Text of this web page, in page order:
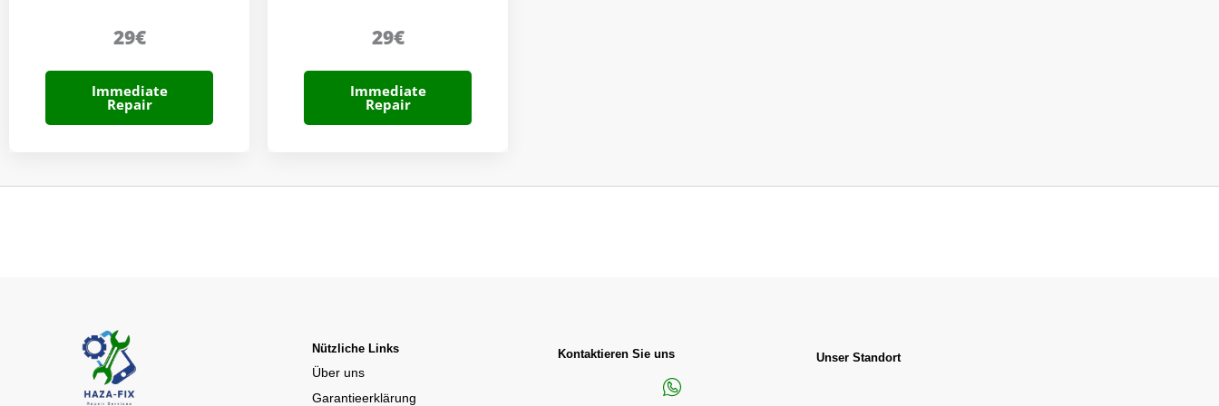
29€
Immediate
Repair
29€
Immediate
Repair
Nützliche Links
Über uns
Garantieerklärung
Kontaktieren Sie uns Unser Standort